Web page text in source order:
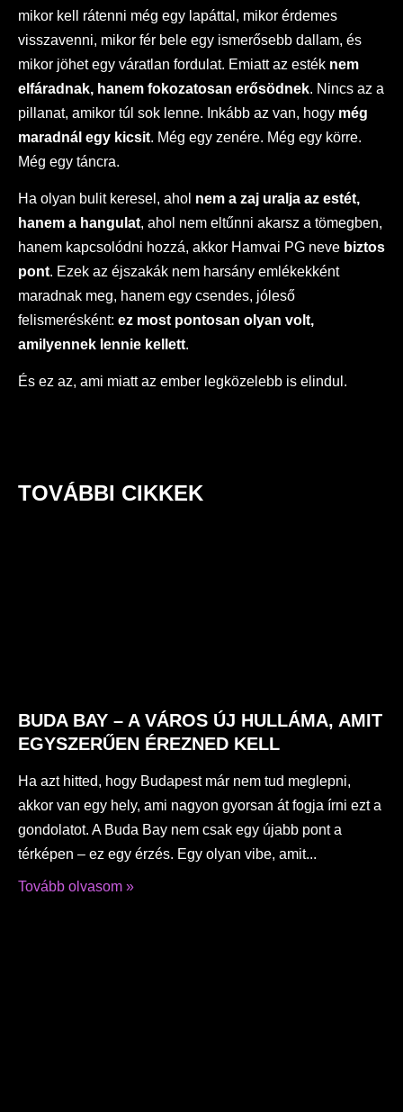
mikor kell rátenni még egy lapáttal, mikor érdemes
visszavenni, mikor fér bele egy ismerősebb dallam, és
mikor jöhet egy váratlan fordulat. Emiatt az esték nem
elfáradnak, hanem fokozatosan erősödnek. Nincs az a
pillanat, amikor túl sok lenne. Inkább az van, hogy még
maradnál egy kicsit. Még egy zenére. Még egy körre.
Még egy táncra.
Ha olyan bulit keresel, ahol nem a zaj uralja az estét,
hanem a hangulat, ahol nem eltűnni akarsz a tömegben,
hanem kapcsolódni hozzá, akkor Hamvai PG neve biztos
pont. Ezek az éjszakák nem harsány emlékekként
maradnak meg, hanem egy csendes, jóleső
felismerésként: ez most pontosan olyan volt,
amilyennek lennie kellett.
És ez az, ami miatt az ember legközelebb is elindul.
TOVÁBBI CIKKEK
BUDA BAY – A VÁROS ÚJ HULLÁMA, AMIT
EGYSZERŰEN ÉREZNED KELL
Ha azt hitted, hogy Budapest már nem tud meglepni,
akkor van egy hely, ami nagyon gyorsan át fogja írni ezt a
gondolatot. A Buda Bay nem csak egy újabb pont a
térképen – ez egy érzés. Egy olyan vibe, amit
Tovább olvasom »